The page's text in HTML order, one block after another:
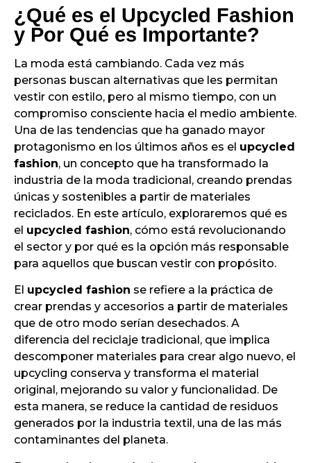
¿Qué es el Upcycled Fashion
y Por Qué es Importante?
La moda está cambiando. Cada vez más
personas buscan alternativas que les permitan
vestir con estilo, pero al mismo tiempo, con un
compromiso consciente hacia el medio ambiente.
Una de las tendencias que ha ganado mayor
protagonismo en los últimos años es el upcycled
fashion, un concepto que ha transformado la
industria de la moda tradicional, creando prendas
únicas y sostenibles a partir de materiales
reciclados. En este artículo, exploraremos qué es
el upcycled fashion, cómo está revolucionando
el sector y por qué es la opción más responsable
para aquellos que buscan vestir con propósito.
El upcycled fashion se refiere a la práctica de
crear prendas y accesorios a partir de materiales
que de otro modo serían desechados. A
diferencia del reciclaje tradicional, que implica
descomponer materiales para crear algo nuevo, el
upcycling conserva y transforma el material
original, mejorando su valor y funcionalidad. De
esta manera, se reduce la cantidad de residuos
generados por la industria textil, una de las más
contaminantes del planeta.